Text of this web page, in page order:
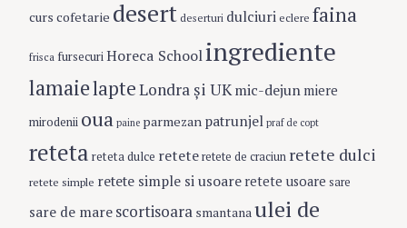
curs cofetarie desert deserturi dulciuri eclere faina
frisca fursecuriHoreca Schoolingrediente
lamaielapteLondra şi UKmic-dejun miere
mirodenii oua paine parmezan patrunjel praf de copt
reteta reteta dulce reteteretete de craciun retete dulci
retete simple retete simple si usoare retete usoare sare
sare de mare scortisoara smantanaulei de